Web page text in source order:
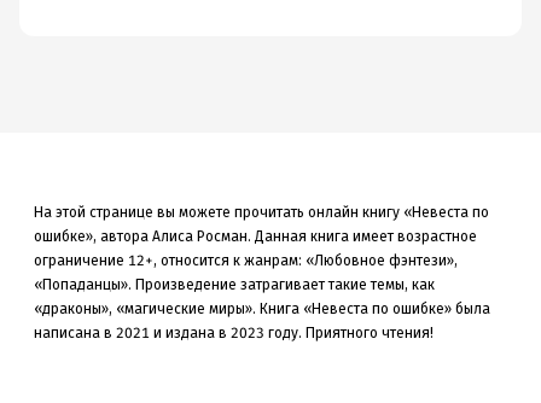
На этой странице вы можете прочитать онлайн книгу «Невеста по
ошибке», автора Алиса Росман. Данная книга имеет возрастное
ограничение 12+, относится к жанрам: «Любовное фэнтези»,
«Попаданцы». Произведение затрагивает такие темы, как
«драконы», «магические миры». Книга «Невеста по ошибке» была
написана в 2021 и издана в 2023 году. Приятного чтения!